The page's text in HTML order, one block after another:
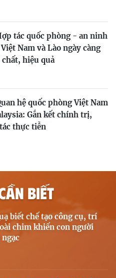
tác quốc phòng - an ninh
Nam và Lào ngày càng
hiệu quả
hệ quốc phòng Việt Nam
Gắn kết chính trị,
thực tiễn
BIẾT
biết chế tạo công cụ, trí
chim khiến con người